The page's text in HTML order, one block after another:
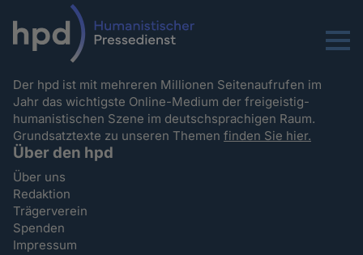
Menu
Der hpd ist mit mehreren Millionen Seitenaufrufen im
Jahr das wichtigste Online-Medium der freigeistig-
humanistischen Szene im deutschsprachigen Raum.
Grundsatztexte zu unseren Themenfinden Sie hier.
Über den hpd
Über uns
Redaktion
Trägerverein
Spenden
Impressum